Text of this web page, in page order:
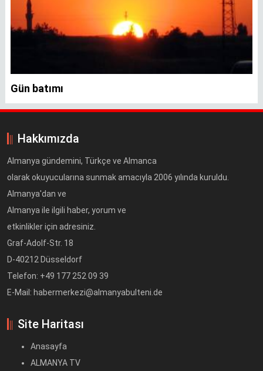
Gün batımı
Hakkımızda
Almanya gündemini, Türkçe ve Almanca
olarak okuyucularına sunmak amacıyla 2006 yılında kuruldu.
Almanya'dan ve
Almanya ile ilgili haber, yorum ve
etkinlikler için adresiniz.
Graf-Adolf-Str. 18
D-40212 Düsseldorf
Telefon: +49 177 252 09 39
E-Mail: habermerkezi@almanyabulteni.de
Site Haritası
Anasayfa
ALMANYA TV